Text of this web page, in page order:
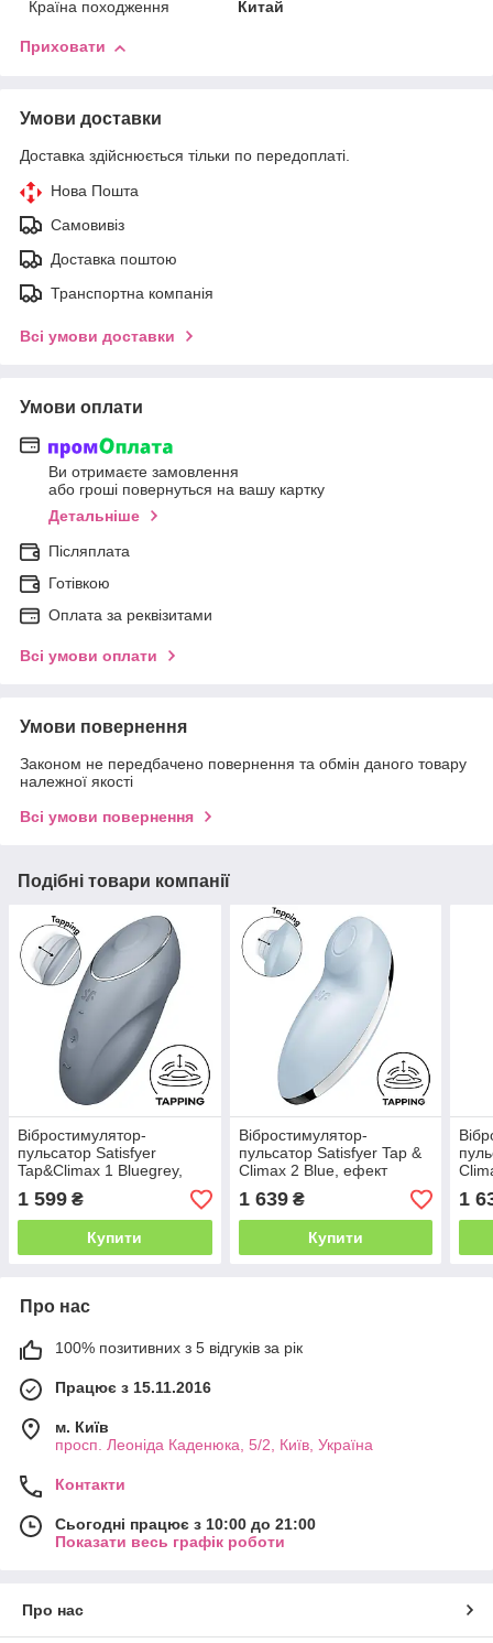
Країна походження
Китай
Приховати
Умови доставки
Доставка здійснюється тільки по передоплаті.
Нова Пошта
Самовивіз
Доставка поштою
Транспортна компанія
Всі умови доставки
Умови оплати
Ви отримаєте замовлення
або гроші повернуться на вашу картку
Детальніше
Післяплата
Готівкою
Оплата за реквізитами
Всі умови оплати
Умови повернення
Законом не передбачено повернення та обмін даного товару
належної якості
Всі умови повернення
Подібні товари компанії
Вібростимулятор-
пульсатор Satisfyer
Tap&Climax 1 Bluegrey,
ефект постукування
пальцем, 2 мотори
1 599 ₴
Купити
Вібростимулятор-
пульсатор Satisfyer Tap &
Climax 2 Blue, ефект
постукування пальцем
1 639₴
Купити
1
Про нас
100% позитивних з 5 відгуків за рік
Працює з 15.11.2016
м. Київ
просп. Леоніда Каденюка, 5/2, Київ, Україна
Контакти
Сьогодні працює з 10:00 до 21:00
Показати весь графік роботи
Про нас